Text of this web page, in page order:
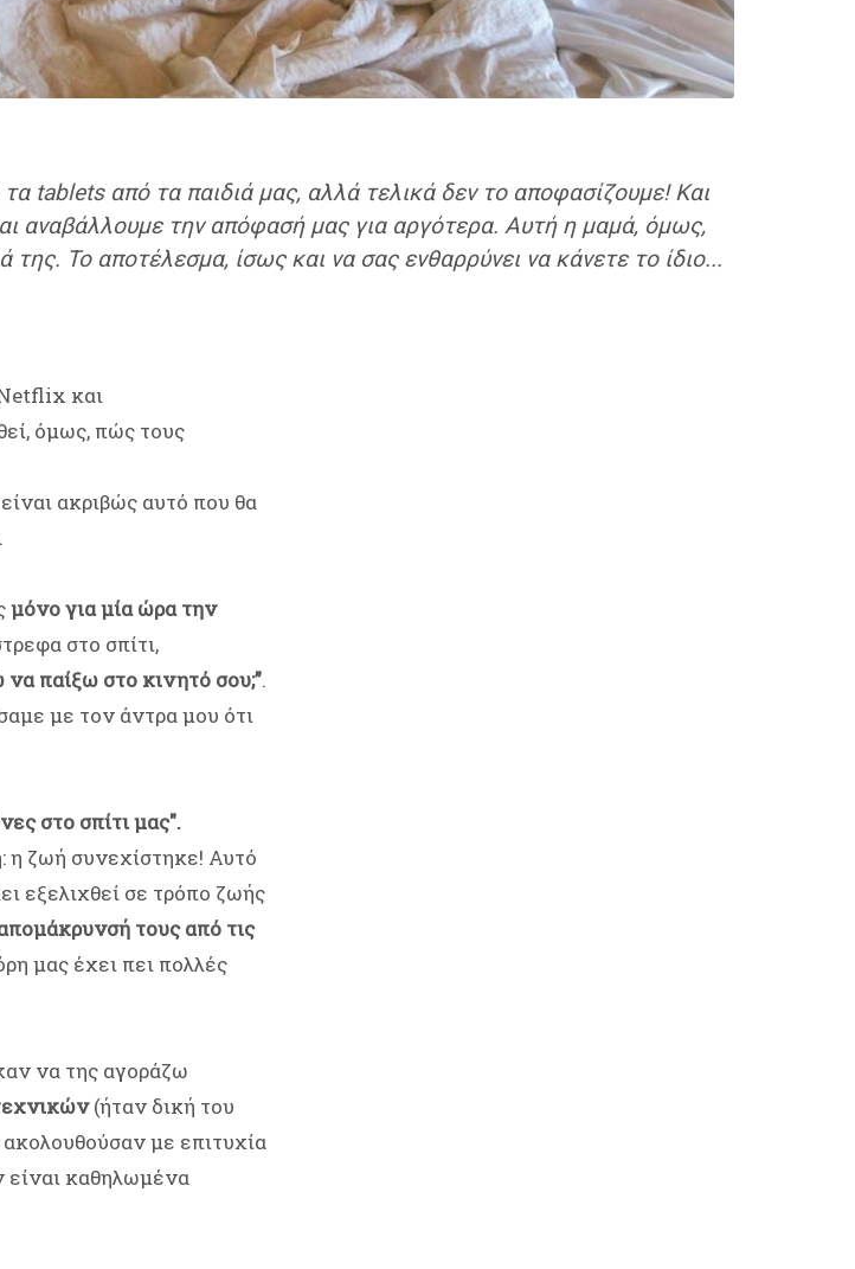
tablets από τα παιδιά μας, αλλά τελικά δεν το αποφασίζουμε! Και
αναβάλλουμε την απόφασή μας για αργότερα. Αυτή η μαμά, όμως,
Το αποτέλεσμα, ίσως και να σας ενθαρρύνει να κάνετε το ίδιο...
Netflix και
όμως, πώς τους
ακριβώς αυτό που θα
μόνο για μία ώρα την
στο σπίτι,
παίξω στο κινητό σου;”.
με τον άντρα μου ότι
στο σπίτι μας".
η ζωή συνεχίστηκε! Αυτό
εξελιχθεί σε τρόπο ζωής
τους από τις
μας έχει πει πολλές
να της αγοράζω
(ήταν δική του
ακολουθούσαν με επιτυχία
είναι καθηλωμένα